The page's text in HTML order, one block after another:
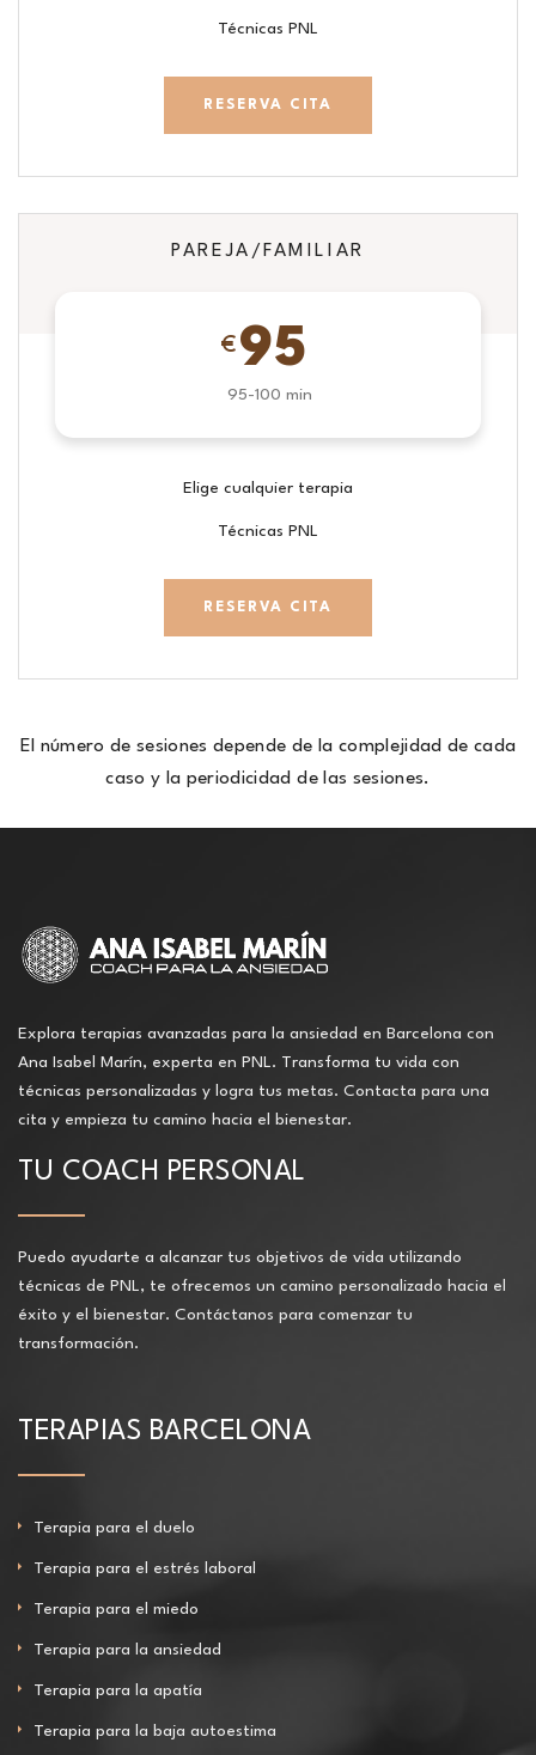
Técnicas PNL
RESERVA CITA
PAREJA/FAMILIAR
€ 95
95-100 min
Elige cualquier terapia
Técnicas PNL
RESERVA CITA
El número de sesiones depende de la complejidad de cada
caso y la periodicidad de las sesiones.
Explora terapias avanzadas para la ansiedad en Barcelona con
Ana Isabel Marín, experta en PNL. Transforma tu vida con
técnicas personalizadas y logra tus metas. Contacta para una
cita y empieza tu camino hacia el bienestar.
TU COACH PERSONAL
Puedo ayudarte a alcanzar tus objetivos de vida utilizando
técnicas de PNL, te ofrecemos un camino personalizado hacia el
éxito y el bienestar. Contáctanos para comenzar tu
transformación.
TERAPIAS BARCELONA
Terapia para el duelo
Terapia para el estrés laboral
Terapia para el miedo
Terapia para la ansiedad
Terapia para la apatía
Terapia para la baja autoestima